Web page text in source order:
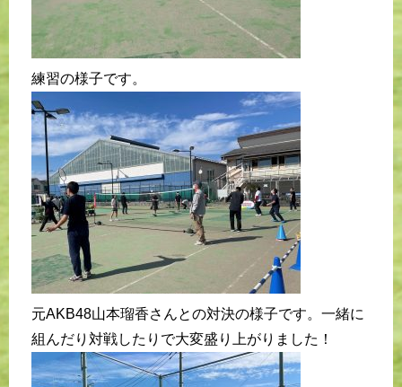
練習の様子です。
元AKB48山本瑠香さんとの対決の様子です。一緒に
組んだり対戦したりで大変盛り上がりました！